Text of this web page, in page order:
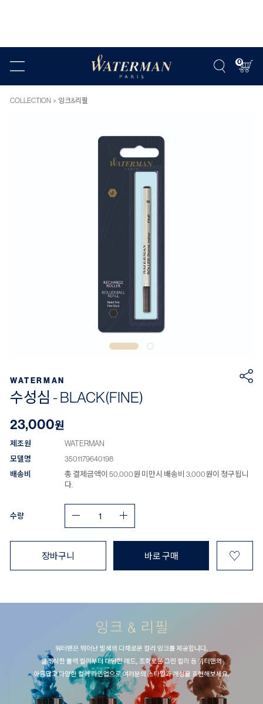
0
COLLECTION 잉크&리필
WATERMAN
수성심 - BLACK(FINE)
23,000원
제조원
WATERMAN
모델명
3501179640198
배송비
총 결제금액이 50,000원 미만시 배송비 3,000원이 청구됩니
다.
수량
장바구니 바로 구매 ♡